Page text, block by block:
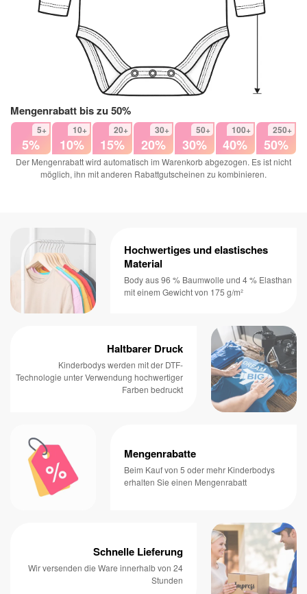
Mengenrabatt bis zu 50%
5+
5%
10+
10%
20+
15%
30+
20%
50+
30%
100+
40%
250+
50%
Der Mengenrabatt wird automatisch im Warenkorb abgezogen. Es ist nicht
möglich, ihn mit anderen Rabattgutscheinen zu kombinieren.
Hochwertiges und elastisches
Material
Body aus 96 % Baumwolle und 4 % Elasthan
mit einem Gewicht von 175 g/m²
Haltbarer Druck
Kinderbodys werden mit der DTF-
Technologie unter Verwendung hochwertiger
Farben bedruckt
Mengenrabatte
Beim Kauf von 5 oder mehr Kinderbodys
erhalten Sie einen Mengenrabatt
Schnelle Lieferung
Wir versenden die Ware innerhalb von 24
Stunden